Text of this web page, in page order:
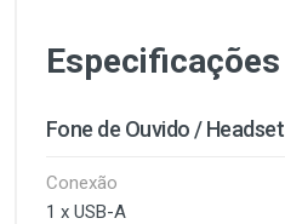
Especificações
Fone de Ouvido / Headset
Conexão
1 x USB-A